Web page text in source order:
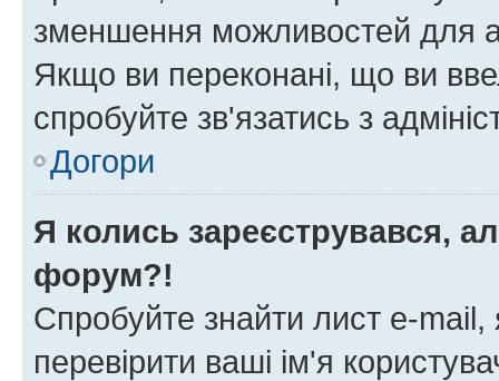
зменшення можливостей для
Якщо ви переконані, що ви
спробуйте зв'язатись з
Догори
Я колись зареєструвався,
форум?!
Спробуйте знайти лист e-mail,
перевірити ваші ім'я